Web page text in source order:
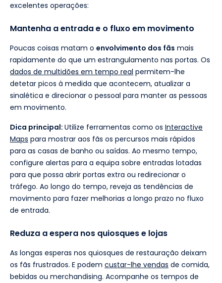
excelentes operações:
Mantenha a entrada e o fluxo em movimento
Poucas coisas matam o envolvimento dos fãs mais
rapidamente do que um estrangulamento nas portas. Os
dados de multidões em tempo real permitem-lhe
detetar picos à medida que acontecem, atualizar a
sinalética e direcionar o pessoal para manter as pessoas
em movimento.
Dica principal: Utilize ferramentas como os Interactive
Maps para mostrar aos fãs os percursos mais rápidos
para as casas de banho ou saídas. Ao mesmo tempo,
configure alertas para a equipa sobre entradas lotadas
para que possa abrir portas extra ou redirecionar o
tráfego. Ao longo do tempo, reveja as tendências de
movimento para fazer melhorias a longo prazo no fluxo
de entrada.
Reduza a espera nos quiosques e lojas
As longas esperas nos quiosques de restauração deixam
os fãs frustrados. E podem custar-lhe vendas de comida,
bebidas ou merchandising. Acompanhe os tempos de